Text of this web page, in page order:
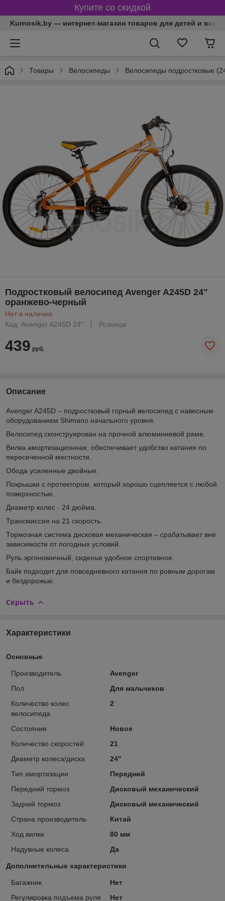
Купите со скидкой
Kurnosik.by — интернет-магазин товаров для детей и всей
Товары Велосипеды Велосипеды подростковые
Подростковый велосипед Avenger A245D 24"
оранжево-черный
Нет в наличии
Код: Avenger A245D 24"
Розница
439 руб.
Описание
Avenger A245D – подростковый горный велосипед с навесным
оборудованием Shimano начального уровня.
Велосипед сконструирован на прочной алюминиевой раме.
Вилка амортизационная, обеспечивает удобство катания по
пересеченной местности.
Обода усиленные двойные.
Покрышки с протектором, который хорошо сцепляется с любой
поверхностью.
Диаметр колес - 24 дюйма.
Трансмиссия на 21 скорость.
Тормозная система дисковая механическая – срабатывает вне
зависимости от погодных условий.
Руль эргономичный, сиденье удобное спортивное.
Байк подходит для повседневного катания по ровным дорогам
и бездорожью.
Скрыть
Характеристики
Основные
Производитель
Avenger
Пол
Для мальчиков
Количество колес
велосипеда
2
Состояние
Новое
Количество скоростей
21
Диаметр колеса/диска
24"
Тип амортизации
Передний
Передний тормоз
Дисковый механический
Задний тормоз
Дисковый механический
Страна производитель
Китай
Ход вилки
80 мм
Надувные колеса
Да
Дополнительные характеристики
Багажник
Нет
Регулировка подъема руля
Нет